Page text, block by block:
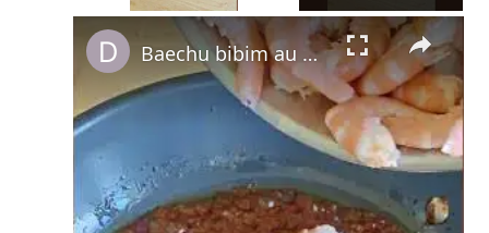
Baechu bibim au gochujang, fenouil croquant & crevettes grillées, riz japonica